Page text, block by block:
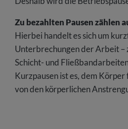
Zu bezahlten Pausen zählen
Hierbei handelt es sich um
Unterbrechungen der Arbeit –
Schicht- und
Kurzpausen ist es, dem
von den körperlichen